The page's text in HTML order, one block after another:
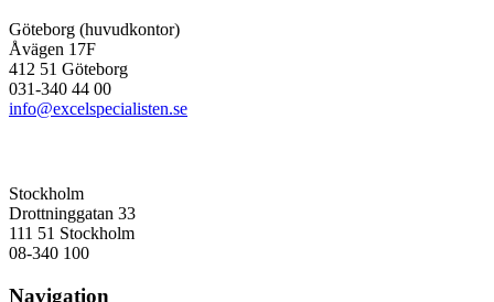
Göteborg (huvudkontor)
Åvägen 17F
412 51 Göteborg
031-340 44 00
info@excelspecialisten.se
Stockholm
Drottninggatan 33
111 51 Stockholm
08-340 100
Navigation